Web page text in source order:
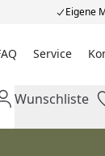
Eigene
Service
Wunschliste
Wunschliste